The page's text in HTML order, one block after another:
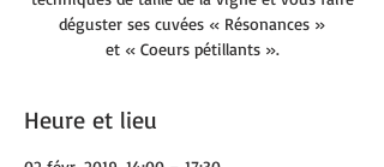
déguster ses cuvées « Résonances »
et « Coeurs pétillants ».
Heure et lieu